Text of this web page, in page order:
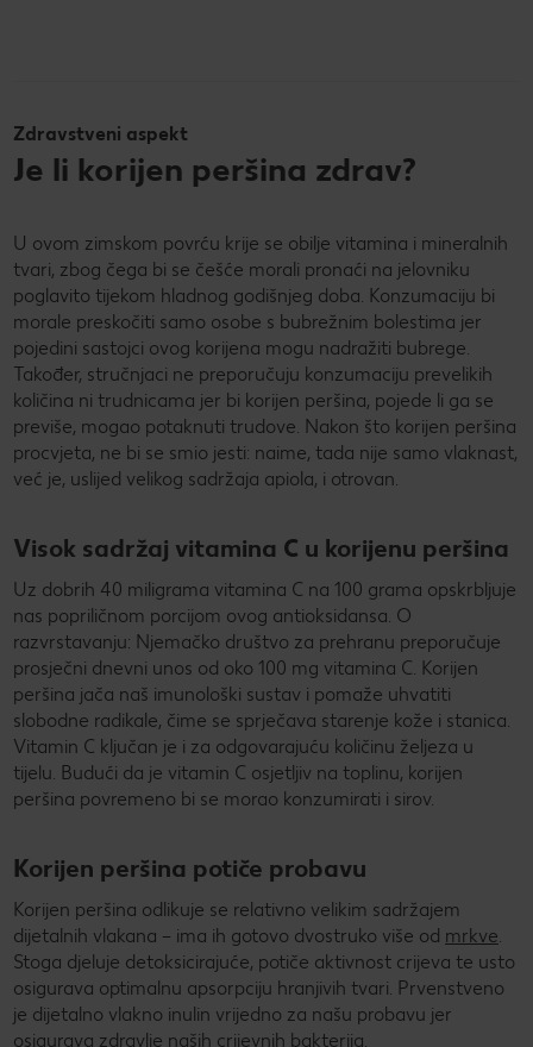
Zdravstveni aspekt
Je li korijen peršina zdrav?
U ovom zimskom povrću krije se obilje vitamina i mineralnih
tvari, zbog čega bi se češće morali pronaći na jelovniku
poglavito tijekom hladnog godišnjeg doba. Konzumaciju bi
morale preskočiti samo osobe s bubrežnim bolestima jer
pojedini sastojci ovog korijena mogu nadražiti bubrege.
Također, stručnjaci ne preporučuju konzumaciju prevelikih
količina ni trudnicama jer bi korijen peršina, pojede li ga se
previše, mogao potaknuti trudove. Nakon što korijen peršina
procvjeta, ne bi se smio jesti: naime, tada nije samo vlaknast,
već je, uslijed velikog sadržaja apiola, i otrovan.
Visok sadržaj vitamina C u korijenu peršina
Uz dobrih 40 miligrama vitamina C na 100 grama opskrbljuje
nas popriličnom porcijom ovog antioksidansa. O
razvrstavanju: Njemačko društvo za prehranu preporučuje
prosječni dnevni unos od oko 100 mg vitamina C. Korijen
peršina jača naš imunološki sustav i pomaže uhvatiti
slobodne radikale, čime se sprječava starenje kože i stanica.
Vitamin C ključan je i za odgovarajuću količinu željeza u
tijelu. Budući da je vitamin C osjetljiv na toplinu, korijen
peršina povremeno bi se morao konzumirati i sirov.
Korijen peršina potiče probavu
Korijen peršina odlikuje se relativno velikim sadržajem
dijetalnih vlakana – ima ih gotovo dvostruko više od mrkve.
Stoga djeluje detoksicirajuće, potiče aktivnost crijeva te usto
osigurava optimalnu apsorpciju hranjivih tvari. Prvenstveno
je dijetalno vlakno inulin vrijedno za našu probavu jer
osigurava zdravlje naših crijevnih bakterija.